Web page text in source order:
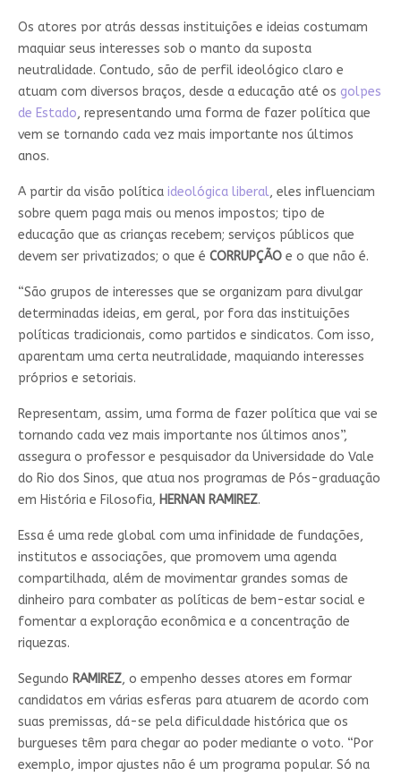
Os atores por atrás dessas instituições e ideias costumam
maquiar seus interesses sob o manto da suposta
neutralidade. Contudo, são de perfil ideológico claro e
atuam com diversos braços, desde a educação até os golpes
de Estado, representando uma forma de fazer política que
vem se tornando cada vez mais importante nos últimos
anos.
A partir da visão política ideológica liberal, eles influenciam
sobre quem paga mais ou menos impostos; tipo de
educação que as crianças recebem; serviços públicos que
devem ser privatizados; o que é CORRUPÇÃOe o que não é.
“São grupos de interesses que se organizam para divulgar
determinadas ideias, em geral, por fora das instituições
políticas tradicionais, como partidos e sindicatos. Com isso,
aparentam uma certa neutralidade, maquiando interesses
próprios e setoriais.
Representam, assim, uma forma de fazer política que vai se
tornando cada vez mais importante nos últimos anos”,
assegura o professor e pesquisador da Universidade do Vale
do Rio dos Sinos, que atua nos programas de Pós-graduação
em História e Filosofia, HERNAN RAMIREZ.
Essa é uma rede global com uma infinidade de fundações,
institutos e associações, que promovem uma agenda
compartilhada, além de movimentar grandes somas de
dinheiro para combater as políticas de bem-estar social e
fomentar a exploração econômica e a concentração de
riquezas.
Segundo RAMIREZ, o empenho desses atores em formar
candidatos em várias esferas para atuarem de acordo com
suas premissas, dá-se pela dificuldade histórica que os
burgueses têm para chegar ao poder mediante o voto. “Por
exemplo, impor ajustes não é um programa popular. Só na